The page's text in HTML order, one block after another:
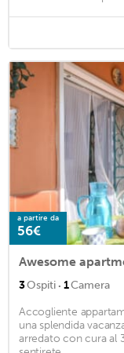
a partire da
56€
3Ospiti · 1Camera
Accogliente
una splendida
arredato con cura al